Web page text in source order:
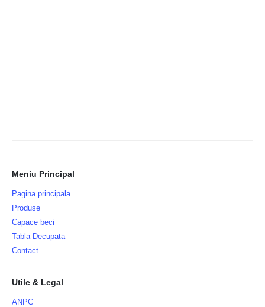
Meniu Principal
Pagina principala
Produse
Capace beci
Tabla Decupata
Contact
Utile & Legal
ANPC